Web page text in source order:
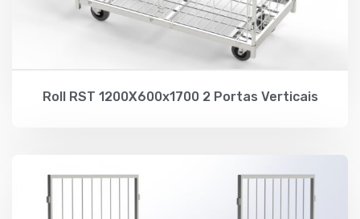
Roll RST 1200X600x1700 2 Portas Verticais